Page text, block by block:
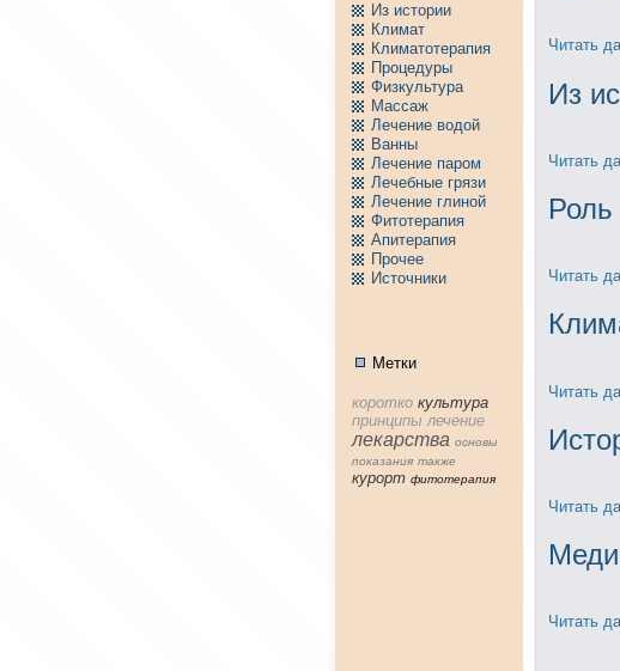
Из истории
Климат
Климатотерапия
Пpоцедуры
Физкультура
Массаж
Лечение водой
Ванны
Лечение паpом
Лечебные грязи
Лечение глиной
Фитотерапия
Апитерапия
Пpочее
Источники
Метки
коpотко культура
принципы лечение
лекарства основы
показания тaкже
куpорт фитотерапия
Читать
Из
Читать
Читать
Читать
Читать
Читать